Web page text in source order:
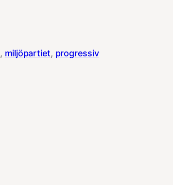
, miljöpartiet, progressiv